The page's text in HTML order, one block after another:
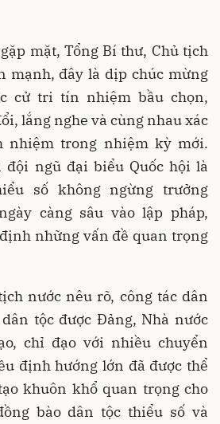
mặt, Tổng Bí thư, Chủ tịch
mạnh, đây là dịp chúc mừng
cử tri tín nhiệm bầu chọn,
lắng nghe và cùng nhau xác
nhiệm trong nhiệm kỳ mới.
đội ngũ đại biểu Quốc hội là
số không ngừng trưởng
càng sâu vào lập pháp,
những vấn đề quan trọng
nước nêu rõ, công tác dân
tộc được Đảng, Nhà nước
chỉ đạo với nhiều chuyển
định hướng lớn đã được thể
khuôn khổ quan trọng cho
bào dân tộc thiểu số và